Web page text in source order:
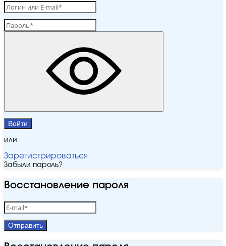
Войти
или
Зарегистрироваться
Забыли пароль?
Восстановление пароля
Отправить